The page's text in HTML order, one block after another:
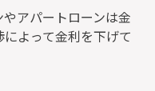
アパートローンは金
よって金利を下げて